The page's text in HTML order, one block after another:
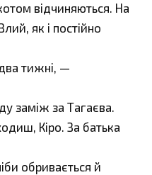
відчиняються. На
як і постійно
тижні, —
заміж за Тагаєва.
Кіро. За батька
обривається й